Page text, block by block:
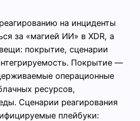
на инциденты
за «магией ИИ» в XDR, а
покрытие, сценарии
Покрытие —
операционные
ресурсов,
Сценарии реагирования
плейбуки: